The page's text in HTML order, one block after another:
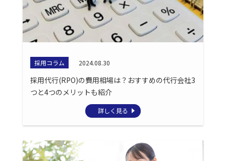
採用コラム 2024.08.30
採用代行(RPO)の費用相場は？おすすめの代行会社3
つと4つのメリットも紹介
詳しく見る